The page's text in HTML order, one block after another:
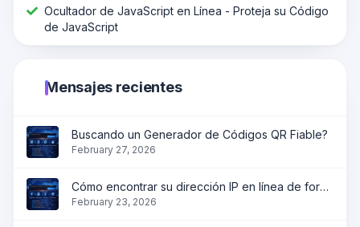
Ocultador de JavaScript en Línea - Proteja su Código
de JavaScript
Mensajes recientes
Buscando un Generador de Códigos QR Fiable?
February 27, 2026
Cómo encontrar su dirección IP en línea de forma instantánea?
February 23, 2026